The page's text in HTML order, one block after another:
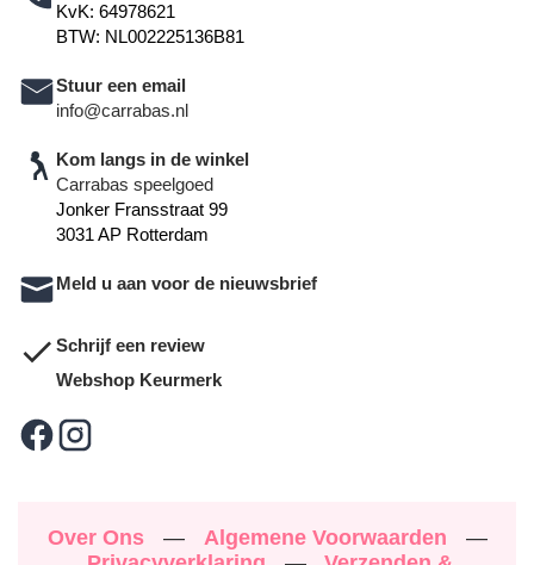
KvK: 64978621
BTW: NL002225136B81
Stuur een email
info@carrabas.nl
Kom langs in de winkel
Carrabas speelgoed
Jonker Fransstraat 99
3031 AP Rotterdam
Meld u aan voor de nieuwsbrief
Schrijf een review
Webshop Keurmerk
Over Ons — Algemene Voorwaarden
—